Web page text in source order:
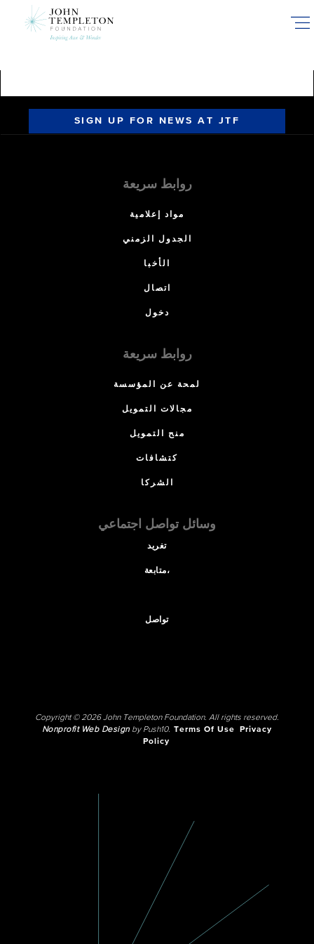
SIGN UP FOR NEWS AT JTF
روابط سريعة
مواد إعلامية
الجدول الزمني
الأخبا
اتصال
دخول
روابط سريعة
لمحة عن المؤسسة
مجالات التمويل
منح التمويل
كتشافات
الشركا
وسائل تواصل اجتماعي
تغريد
متابعة،
تواصل
Copyright © 2026 John Templeton Foundation. All rights reserved.
Nonprofit Web Designby Push10. Terms Of Use
Privacy
Policy